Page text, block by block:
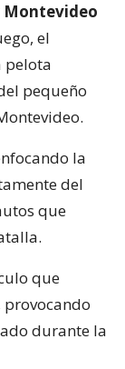
Montevideo
el
pelota
pequeño
la
del
que
que
durante la